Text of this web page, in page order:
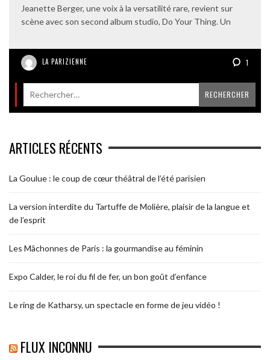
Jeanette Berger, une voix à la versatilité rare, revient sur
scène avec son second album studio, Do Your Thing. Un
LA PARIZIENNE 1
ARTICLES RÉCENTS
La Goulue : le coup de cœur théâtral de l’été parisien
La version interdite du Tartuffe de Molière, plaisir de la langue et
de l’esprit
Les Mâchonnes de Paris : la gourmandise au féminin
Expo Calder, le roi du fil de fer, un bon goût d’enfance
Le ring de Katharsy, un spectacle en forme de jeu vidéo !
FLUX INCONNU